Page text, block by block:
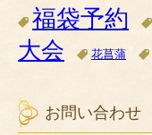
福袋予約
大会
花菖蒲
お問い合わせ